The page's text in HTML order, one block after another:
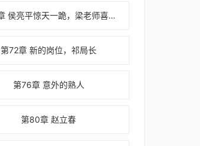
第68章 侯亮平惊天一跪，梁老师喜得佳偶
第72章 新的岗位，祁局长
第76章 意外的熟人
第80章 赵立春